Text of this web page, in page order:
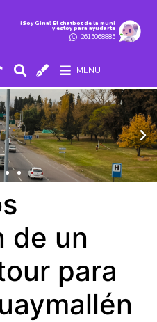
iSoy Gina! El chatbot de la muni
y estoy para ayudarte
2615068885
MENU
de un
para